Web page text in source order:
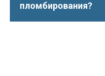
пломбирования?